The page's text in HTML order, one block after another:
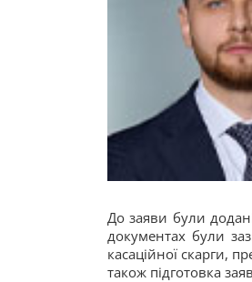
До заяви були
документах були
касаційної скарги,
також підготовка